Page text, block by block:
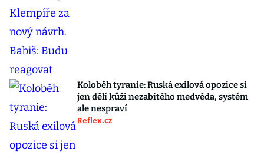
Koloběh tyranie: Ruská exilová opozice si
jen dělí kůži nezabitého medvěda, systém
ale nespraví
Reflex.cz